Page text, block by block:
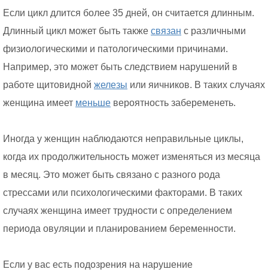
Если цикл длится более 35 дней, он считается длинным.
Длинный цикл может быть также связан с различными
физиологическими и патологическими причинами.
Например, это может быть следствием нарушений в
работе щитовидной железы или яичников. В таких случаях
женщина имеет меньше вероятность забеременеть.
Иногда у женщин наблюдаются неправильные циклы,
когда их продолжительность может изменяться из месяца
в месяц. Это может быть связано с разного рода
стрессами или психологическими факторами. В таких
случаях женщина имеет трудности с определением
периода овуляции и планированием беременности.
Если у вас есть подозрения на нарушение